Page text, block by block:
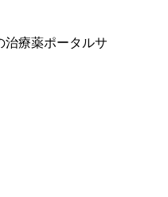
治療薬ポータルサ